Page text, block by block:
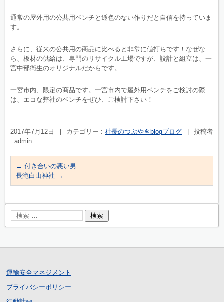
通常の屋外用の公共用ベンチと遜色のない作りだと自信を持っていま
す。
さらに、従来の公共用の商品に比べると非常に値打ちです！なぜな
ら、板材の供給は、専門のリサイクル工場ですが、設計と組立は、一
宮中部衛生のオリジナルだからです。
一宮市内、限定の商品です。一宮市内で屋外用ベンチをご検討の際
は、エコな弊社のベンチをぜひ、ご検討下さい！
2017年7月12日 カテゴリー : 社長のつぶやきblogブログ
投稿者
: admin
← 付き合いの悪い男
長滝白山神社 →
運輸安全マネジメント
プライバシーポリシー